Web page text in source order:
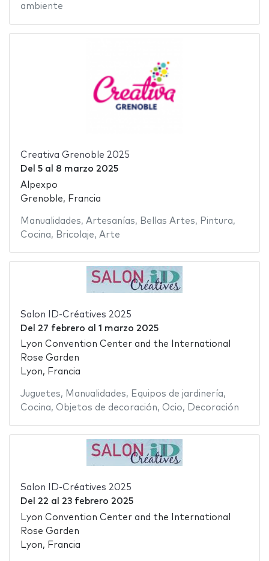
ambiente
Creativa Grenoble 2025
Del 5al 8 marzo 2025
Alpexpo
Grenoble, Francia
Manualidades, Artesanías, Bellas Artes, Pintura,
Cocina, Bricolaje, Arte
Salon ID-Créatives 2025
Del 27 febrero al 1 marzo 2025
Lyon Convention Center and the International
Rose Garden
Lyon, Francia
Juguetes, Manualidades, Equipos de jardinería,
Cocina, Objetos de decoración, Ocio, Decoración
Salon ID-Créatives 2025
Del 22 al 23 febrero 2025
Lyon Convention Center and the International
Rose Garden
Lyon, Francia